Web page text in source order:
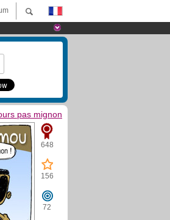
pas mignon
648
156
72